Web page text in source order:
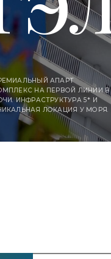
АПАРТ
НА ПЕРВОЙ ЛИНИИ В
5* И
ЛОКАЦИЯ У МОРЯ.